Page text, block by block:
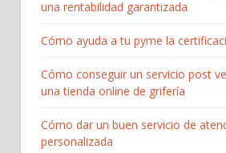
una rentabilidad garantizada
Cómo ayuda a tu pyme la
Cómo conseguir un servicio post
una tienda online de grifería
Cómo dar un buen servicio de
personalizada